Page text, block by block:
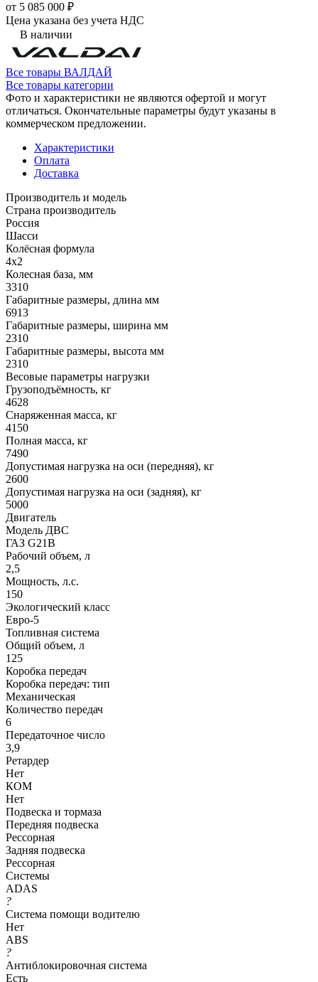
от 5 085 000 ₽
Цена указана без учета НДС
В наличии
Все товары ВАЛДАЙ
Все товары категории
Фото и характеристики не являются офертой и могут
отличаться. Окончательные параметры будут указаны в
коммерческом предложении.
Характеристики
Оплата
Доставка
Производитель и модель
Страна производитель
Россия
Шасси
Колёсная формула
4x2
Колесная база, мм
3310
Габаритные размеры, длина мм
6913
Габаритные размеры, ширина мм
2310
Габаритные размеры, высота мм
2310
Весовые параметры нагрузки
Грузоподъёмность, кг
4628
Снаряженная масса, кг
4150
Полная масса, кг
7490
Допустимая нагрузка на оси (передняя), кг
2600
Допустимая нагрузка на оси (задняя), кг
5000
Двигатель
Модель ДВС
ГАЗ G21B
Рабочий объем, л
2,5
Мощность, л.с.
150
Экологический класс
Евро-5
Топливная система
Общий объем, л
125
Коробка передач
Коробка передач: тип
Механическая
Количество передач
6
Передаточное число
3,9
Ретардер
Нет
КОМ
Нет
Подвеска и тормаза
Передняя подвеска
Рессорная
Задняя подвеска
Рессорная
Системы
ADAS
?
Система помощи водителю
Нет
ABS
?
Антиблокировочная система
Есть